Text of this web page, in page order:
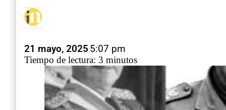
21 mayo, 2025 5:07 pm
Tiempo de lectura: 3 minutos